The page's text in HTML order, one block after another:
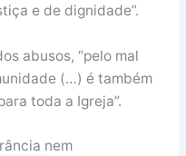
e de dignidade”.
abusos, “pelo mal
(…) é também
toda a Igreja”.
nem